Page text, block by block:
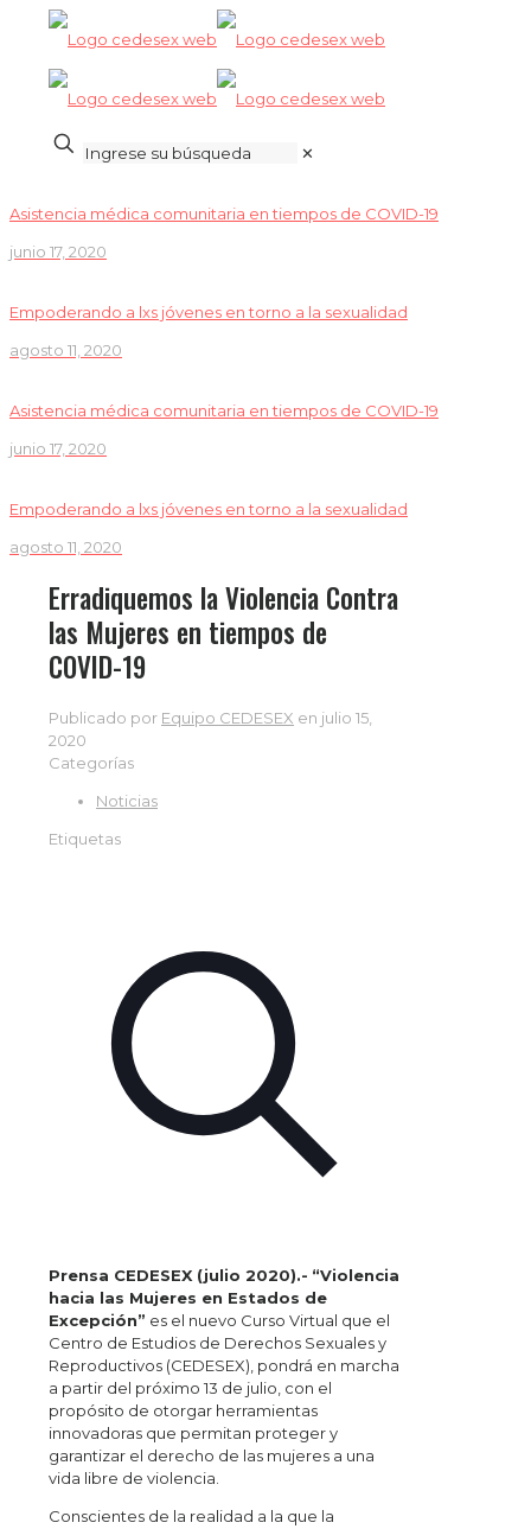
✕
Asistencia médica comunitaria en tiempos de COVID-19
junio 17, 2020
Empoderando a lxs jóvenes en torno a la sexualidad
agosto 11, 2020
Asistencia médica comunitaria en tiempos de COVID-19
junio 17, 2020
Empoderando a lxs jóvenes en torno a la sexualidad
agosto 11, 2020
Erradiquemos la Violencia Contra
las Mujeres en tiempos de
COVID-19
Publicado por Equipo CEDESEX en julio 15,
2020
Categorías
Noticias
Etiquetas
Prensa CEDESEX (julio 2020).- “Violencia
hacia las Mujeres en Estados de
Excepción” es el nuevo Curso Virtual que el
Centro de Estudios de Derechos Sexuales y
Reproductivos (CEDESEX), pondrá en marcha
a partir del próximo 13 de julio, con el
propósito de otorgar herramientas
innovadoras que permitan proteger y
garantizar el derecho de las mujeres a una
vida libre de violencia.
Conscientes de la realidad a la que la